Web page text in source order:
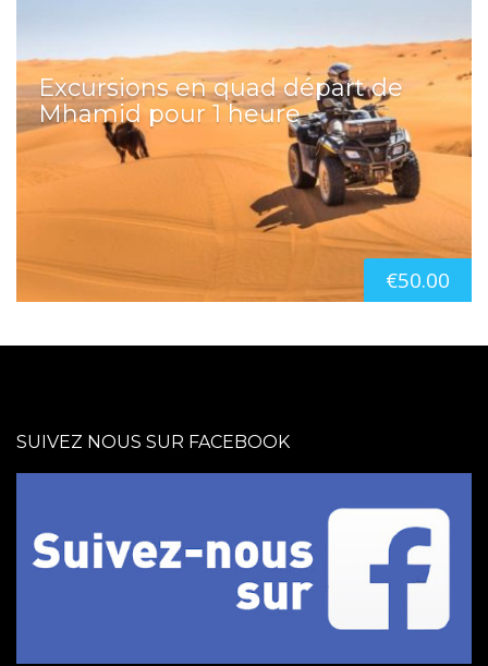
Excursions en quad départ de
Mhamid pour 1 heure
€50.00
SUIVEZ NOUS SUR FACEBOOK